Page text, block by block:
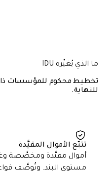
ما الذي يُغيِّره IDU
تخطيط محكوم للمؤسسات ذات
للنهاية.
تتبّع الأموال المقيَّدة
أموال مقيَّدة ومخصَّصة
مستوى البند. وتُوصَّف